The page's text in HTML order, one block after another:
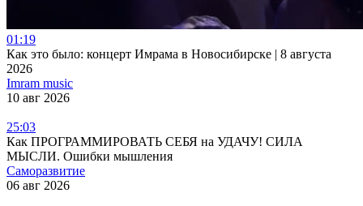
01:19
Как это было: концерт Имрама в Новосибирске | 8 августа
2026
Imram music
10 авг 2026
25:03
Как ПРОГРАММИРОВАТЬ СЕБЯ на УДАЧУ! СИЛА
МЫСЛИ. Ошибки мышления
Саморазвитие
06 авг 2026